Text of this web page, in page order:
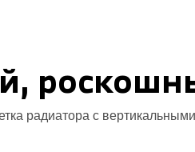
радиатора с